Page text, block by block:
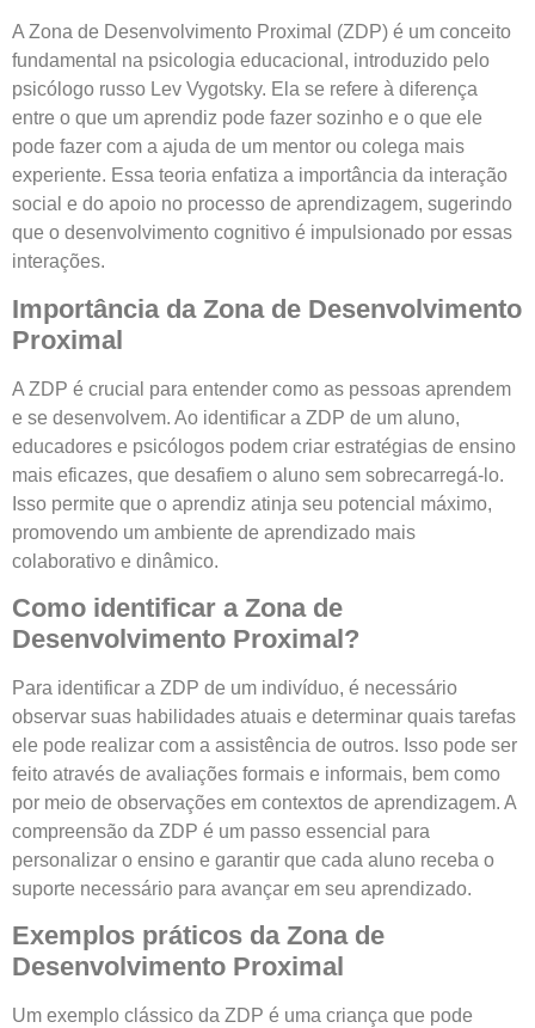
A Zona de Desenvolvimento Proximal (ZDP) é um conceito
fundamental na psicologia educacional, introduzido pelo
psicólogo russo Lev Vygotsky. Ela se refere à diferença
entre o que um aprendiz pode fazer sozinho e o que ele
pode fazer com a ajuda de um mentor ou colega mais
experiente. Essa teoria enfatiza a importância da interação
social e do apoio no processo de aprendizagem, sugerindo
que o desenvolvimento cognitivo é impulsionado por essas
interações.
Importância da Zona de Desenvolvimento
Proximal
A ZDP é crucial para entender como as pessoas aprendem
e se desenvolvem. Ao identificar a ZDP de um aluno,
educadores e psicólogos podem criar estratégias de ensino
mais eficazes, que desafiem o aluno sem sobrecarregá-lo.
Isso permite que o aprendiz atinja seu potencial máximo,
promovendo um ambiente de aprendizado mais
colaborativo e dinâmico.
Como identificar a Zona de
Desenvolvimento Proximal?
Para identificar a ZDP de um indivíduo, é necessário
observar suas habilidades atuais e determinar quais tarefas
ele pode realizar com a assistência de outros. Isso pode ser
feito através de avaliações formais e informais, bem como
por meio de observações em contextos de aprendizagem. A
compreensão da ZDP é um passo essencial para
personalizar o ensino e garantir que cada aluno receba o
suporte necessário para avançar em seu aprendizado.
Exemplos práticos da Zona de
Desenvolvimento Proximal
Um exemplo clássico da ZDP é uma criança que pode